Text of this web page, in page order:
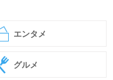
エンタメ
グルメ